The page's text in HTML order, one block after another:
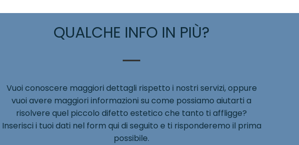
QUALCHE INFO IN PIÙ?
Vuoi conoscere maggiori dettagli rispetto i nostri servizi, oppure
vuoi avere maggiori informazioni su come possiamo aiutarti a
risolvere quel piccolo difetto estetico che tanto ti affligge?
Inserisci i tuoi dati nel form qui di seguito e ti risponderemo il prima
possibile.